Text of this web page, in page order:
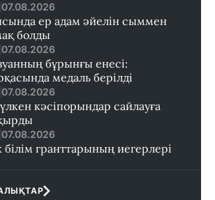
07.08.2026
ер адам әйелін сыммен
болды
07.08.2026
бұрынғы енесі:
медаль берілді
07.08.2026
кәсіпорындар сайлауға
07.08.2026
гранттарының иегерлері